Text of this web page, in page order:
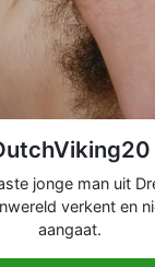
jonge man uit
verkent en
aangaat.